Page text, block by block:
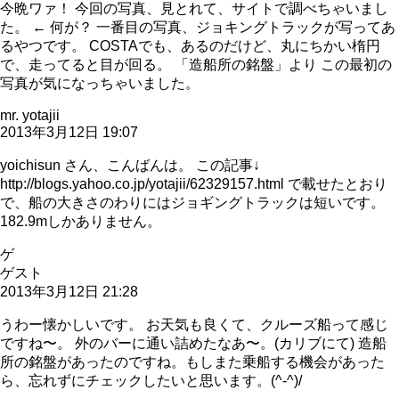
今晩ワァ！ 今回の写真、見とれて、サイトで調べちゃいまし
た。 ← 何が？ 一番目の写真、ジョキングトラックが写ってあ
るやつです。 COSTAでも、あるのだけど、丸にちかい楕円
で、走ってると目が回る。 「造船所の銘盤」より この最初の
写真が気になっちゃいました。
mr. yotajii
2013年3月12日 19:07
yoichisun さん、こんばんは。 この記事↓
http://blogs.yahoo.co.jp/yotajii/62329157.html で載せたとおり
で、船の大きさのわりにはジョギングトラックは短いです。
182.9mしかありません。
ゲ
ゲスト
2013年3月12日 21:28
うわー懐かしいです。 お天気も良くて、クルーズ船って感じ
ですね〜。 外のバーに通い詰めたなあ〜。(カリブにて) 造船
所の銘盤があったのですね。もしまた乗船する機会があった
ら、忘れずにチェックしたいと思います。(^-^)/